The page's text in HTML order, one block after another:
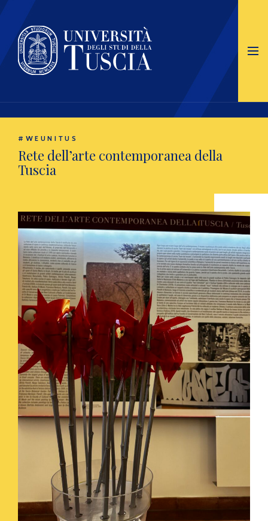
#WEUNITUS
Rete dell’arte contemporanea della
Tuscia